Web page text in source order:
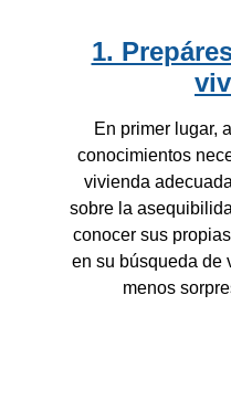
1.
En primer lugar,
conocimientos
vivienda
sobre la
conocer sus
en su búsqueda de
menos